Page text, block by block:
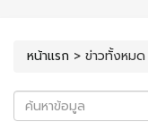
หน้าแรก > ข่าวทั้งหมด